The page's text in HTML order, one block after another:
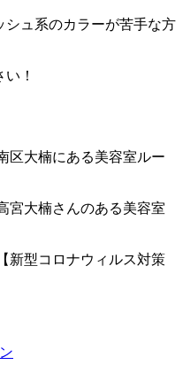
シュ系のカラーが苦手な方
！
区大楠にある美容室ルー
宮大楠さんのある美容室
【新型コロナウィルス対策